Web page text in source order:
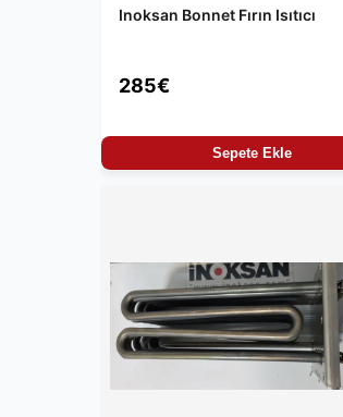
Inoksan Bonnet Fırın Isıtıcı
285€
Sepete Ekle